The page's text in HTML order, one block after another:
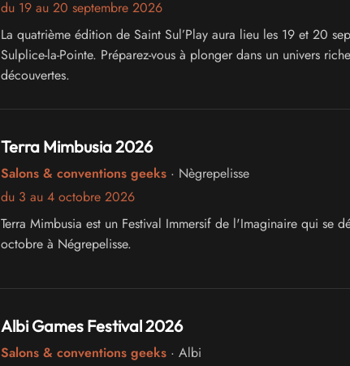
du 19 au 20 septembre 2026
La quatrième édition de Saint Sul’Play aura lieu les 19 et 20
Sulplice-la-Pointe. Préparez-vous à plonger dans un univers
découvertes.
Terra Mimbusia 2026
Salons & conventions geeks· Nègrepelisse
du 3 au 4 octobre 2026
Terra Mimbusia est un Festival Immersif de l'Imaginaire qui se
octobre à Négrepelisse.
Albi Games Festival 2026
Salons & conventions geeks· Albi